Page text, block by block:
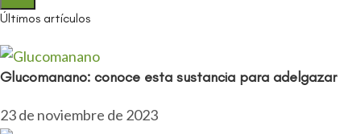
Últimos artículos
Glucomanano: conoce esta sustancia para adelgazar
23 de noviembre de 2023